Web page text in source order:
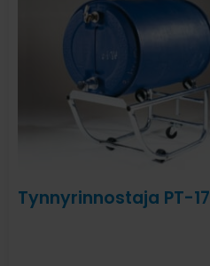
Tynnyrinnostaja PT-17